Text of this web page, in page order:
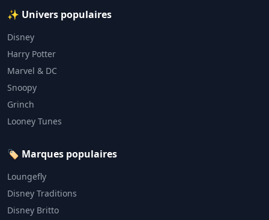
✨ Univers populaires
Disney
Harry Potter
Marvel & DC
Snoopy
Grinch
Looney Tunes
🏷️ Marques populaires
Loungefly
Disney Traditions
Disney Britto